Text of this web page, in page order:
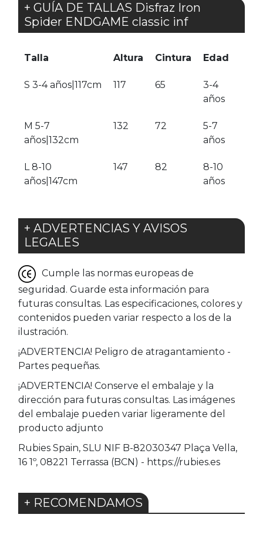
+ GUÍA DE TALLAS Disfraz Iron
Spider ENDGAME classic inf
Talla Altura Cintura Edad
S 3-4 años|117cm 117 65
3-4
años
M 5-7
años|132cm
132 72
5-7
años
L 8-10
años|147cm
147 82
8-10
años
+ ADVERTENCIAS Y AVISOS
LEGALES
Cumple las normas europeas de
seguridad. Guarde esta información para
futuras consultas. Las especificaciones, colores y
contenidos pueden variar respecto a los de la
ilustración.
¡ADVERTENCIA! Peligro de atragantamiento -
Partes pequeñas.
¡ADVERTENCIA! Conserve el embalaje y la
dirección para futuras consultas. Las imágenes
del embalaje pueden variar ligeramente del
producto adjunto
Rubies Spain, SLU NIF B-82030347 Plaça Vella,
16 1º, 08221 Terrassa (BCN) - https://rubies.es
+ RECOMENDAMOS